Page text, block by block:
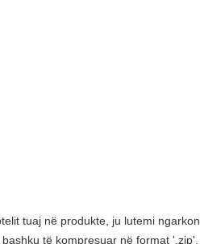
tuaj në produkte, ju lutemi
të kompresuar në format '.zip'.